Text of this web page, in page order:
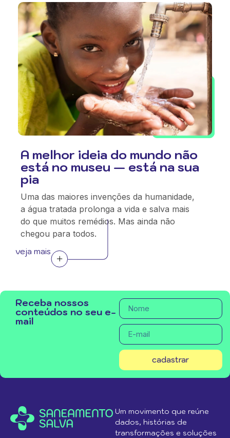
A melhor ideia do mundo não
está no museu — está na sua
pia
Uma das maiores invenções da humanidade,
a água tratada prolonga a vida e salva mais
do que muitos remédios. Mas ainda não
chegou para todos.
veja mais
Receba nossos
conteúdos no seu e-
mail
cadastrar
Um movimento que reúne
dados, histórias de
transformações e soluções